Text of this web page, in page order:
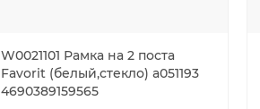
W0021101 Рамка на 2 поста
Favorit (белый,стекло) a051193
4690389159565